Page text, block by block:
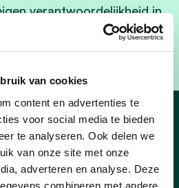
van cookies
content en advertenties te
voor social media te bieden
te analyseren. Ook delen we
van onze site met onze
adverteren en analyse. Deze
combineren met andere
verantwoordelijkheid in,
bemiddelende en